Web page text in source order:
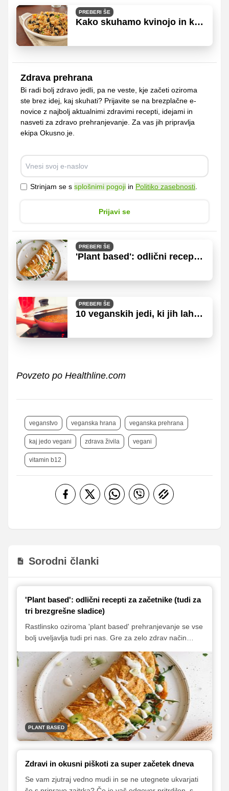
PREBERI ŠE
Kako skuhamo kvinojo in kaj
Zdrava prehrana
Bi radi bolj zdravo jedli, pa ne veste, kje začeti oziroma
ste brez idej, kaj skuhati? Prijavite se na brezplačne e-
novice z najbolj aktualnimi zdravimi recepti, idejami in
nasveti za zdravo prehranjevanje. Za vas jih pripravlja
ekipa Okusno.je.
Strinjam se s splošnimi pogoji in Politiko zasebnosti
Prijavi se
PREBERI ŠE
'Plant based': odlični recepti
PREBERI ŠE
10 veganskih jedi, ki jih lahko
Povzeto po Healthline.com
veganstvo veganska hrana veganska prehrana
kaj jedo vegani zdrava živila vegani
vitamin b12
Sorodni članki
'Plant based': odlični recepti za začetnike (tudi za
tri brezgrešne sladice)
Rastlinsko oziroma 'plant based' prehranjevanje se vse
bolj uveljavlja tudi pri nas. Gre za zelo zdrav način
saj v tem primeru posegamo po okolju in podnebju
prijaznejši hrani. In če mislite, da z uporabo izključno
rastlinskih surovin ne morete pripraviti okusnega
obroka, se pošteno motite. Tudi sladice so lahko zelo
okusne! Preletite spodnji seznam receptov in se
prepričajte, da je lahko rastlinsko prehranjevanje zelo
okusno, barvito, predvsem pa zdravo in hranljivo.
PLANT BASED
Zdravi in okusni piškoti za super začetek dneva
Se vam zjutraj vedno mudi in se ne utegnete ukvarjati